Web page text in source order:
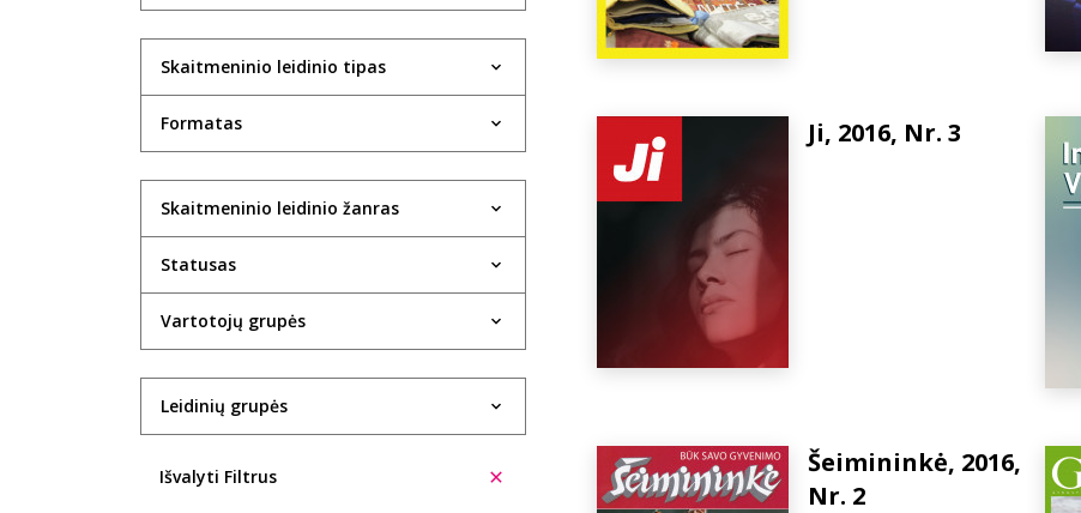
1924
1925
1931
1933
1934
1935
1937
1938
Skaitmeninio leidinio tipas
Formatas
Skaitmeninio leidinio žanras
Statusas
Vartotojų grupės
Leidinių grupės
Išvalyti Filtrus
Ji, 2016, Nr. 3
Šeimininkė, 2016,
Nr. 2